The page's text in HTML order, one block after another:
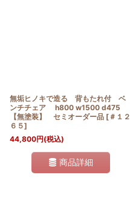
無垢ヒノキで造る 背もたれ付 ベ
ンチチェア h800 w1500 d475
【無塗装】 セミオーダー品 [ ＃１２
６５]
44,800円(税込)
商品詳細